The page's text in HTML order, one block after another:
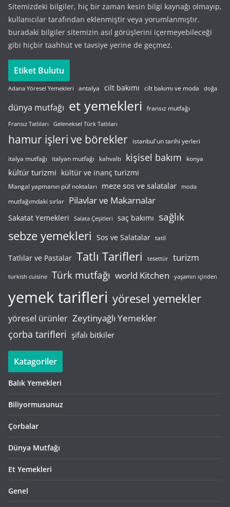
Sitemizdeki bilgiler, hiç bir zaman kesin bilgi kaynağı olmayıp,
kullanıcılar tarafından eklenmiştir veya yorumlanmıştır.
buradaki bilgiler sitemizin asıl görüşlerini içermeyebileceği
gibi hiçbir taahhüt ve tavsiye yerine de geçmez.
Etiket Bulutu
Adana Yöresel Yemekleri antalya cilt bakımı cilt bakımı ve moda doğa
dünya mutfağı et yemekleri fransız mutfağı
Fransız Tatlıları Geleneksel Türk Tatlıları
hamur işleri ve börekler istanbul'un tarihi yerleri
italya mutfağı italyan mutfağı kahvaltı kişisel bakım konya
kültür turizmi kültür ve inanç turizmi
Mangal yapmanın püf noktaları meze sos ve salatalar moda
mutfağımdaki sırlar Pilavlar ve Makarnalar
Sakatat Yemekleri Salata Çeşitleri saç bakımı sağlık
sebze yemekleri Sos ve Salatalar tatil
Tatlılar ve Pastalar Tatlı Tarifleri tesettür turizm
turkish cuisine Türk mutfağı world Kitchen yaşamın içinden
yemek tarifleri yöresel yemekler
yöresel ürünler Zeytinyağlı Yemekler
çorba tarifleri şifalı bitkiler
Katagoriler
Balık Yemekleri
Biliyormusunuz
Çorbalar
Dünya Mutfağı
Et Yemekleri
Genel